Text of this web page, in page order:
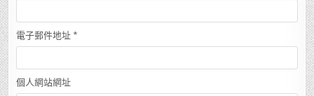
電子郵件地址 *
個人網站網址